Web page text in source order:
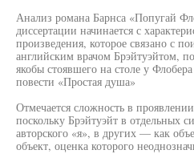
Анализ романа Барнса «Попугай
диссертации начинается с
произведения, которое связано с
английским врачом Брэйтуэйтом,
якобы стоявшего на столе у
повести «Простая душа»
Отмечается сложность в
поскольку Брэйтуэйт в отдельных
авторского «я», в других — как
объект, оценка которого